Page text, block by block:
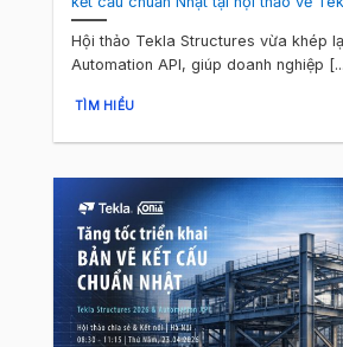
Hội thảo Tekla Structures vừa khép
Automation API, giúp doanh nghiệp
TÌM HIỂU